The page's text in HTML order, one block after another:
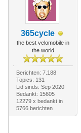
365cycle
the best velomobile in
the world
Berichten: 7.188
Topics: 131
Lid sinds: Sep 2020
Bedankt: 15605
12279 x bedankt in
5766 berichten